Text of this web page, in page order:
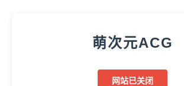
萌次元ACG
网站已关闭